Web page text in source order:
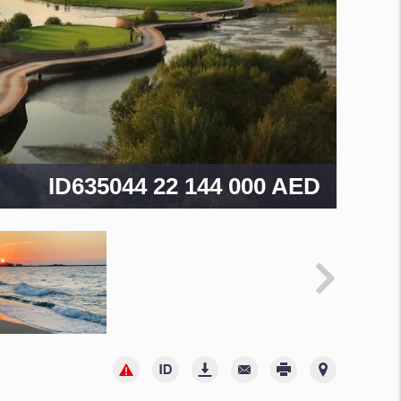
ID63504422 144 000 AED